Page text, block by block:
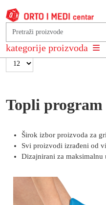
kategorije proizvoda
Poredaj po
Cijena proizvoda +/-
Rezultati 1 - 12 od 35
Topli
Širok izbor proizvoda za
Svi proizvodi izrađeni od
Dizajnirani za maksimalnu